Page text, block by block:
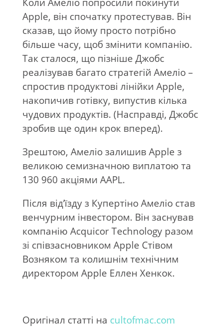
Apple, він спочатку протестував. Він
сказав, що йому просто потрібно
більше часу, щоб змінити компанію.
Так сталося, що пізніше Джобс
реалізував багато стратегій Амеліо –
спростив продуктові лінійки Apple,
накопичив готівку, випустив кілька
чудових продуктів. (Насправді, Джобс
зробив ще один крок вперед).
Зрештою, Амеліо залишив Apple з
великою семизначною виплатою та
130 960 акціями AAPL.
Після від’їзду з Купертіно Амеліо став
венчурним інвестором. Він заснував
компанію Acquicor Technology разом
зі співзасновником Apple Стівом
Возняком та колишнім технічним
директором Apple Еллен Хенкок.
Оригінал статті на cultofmac.com